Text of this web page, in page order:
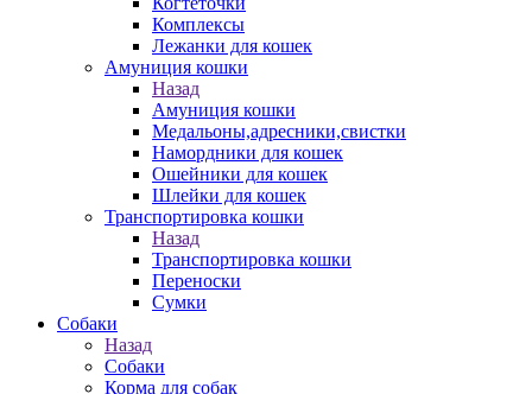
Комплексы
Лежанки для кошек
Амуниция кошки
Назад
Амуниция кошки
Медальоны,адресники,свистки
Намордники для кошек
Ошейники для кошек
Шлейки для кошек
Транспортировка кошки
Назад
Транспортировка кошки
Переноски
Сумки
Собаки
Назад
Собаки
Корма для собак